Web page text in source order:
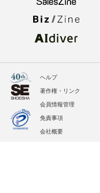
ヘルプ
著作権・リンク
会員情報管理
免責事項
会社概要